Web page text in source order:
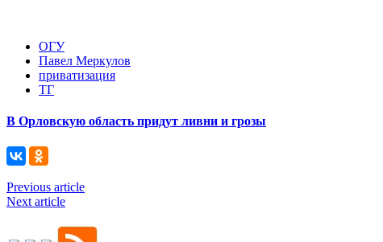
ОГУ
Павел Меркулов
приватизация
ТГ
В Орловскую область придут ливни и грозы
Previous article
Next article